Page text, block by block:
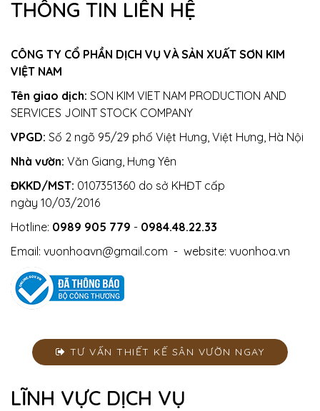
THÔNG TIN LIÊN HỆ
CÔNG TY CỔ PHẦN DỊCH VỤ VÀ SẢN XUẤT SƠN KIM
VIỆT NAM
Tên giao dịch: SON KIM VIET NAM PRODUCTION AND
SERVICES JOINT STOCK COMPANY
VPGD: Số 2 ngõ 95/29 phố Việt Hưng, Việt Hưng, Hà Nội
Nhà vườn: Văn Giang, Hưng Yên
ĐKKD/MST: 0107351360 do sở KHĐT cấp
ngày 10/03/2016
Hotline: 0989 905 779 - 0984.48.22.33
Email: vuonhoavn@gmail.com - website: vuonhoa.vn
TƯ VẤN THIẾT KẾ SÂN VƯỜN NGAY
LĨNH VỰC DỊCH VỤ